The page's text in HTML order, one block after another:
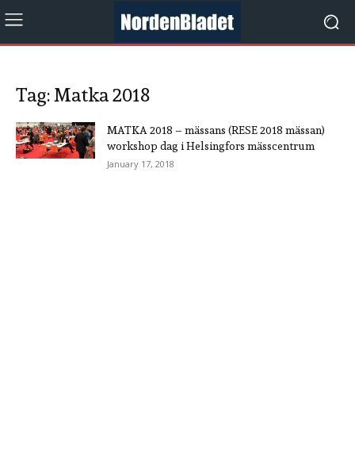
Tag: Matka 2018
MATKA 2018 – mässans (RESE 2018 mässan)
workshop dag i Helsingfors mässcentrum
January 17, 2018